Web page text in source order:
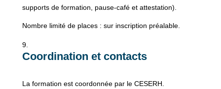
supports de formation, pause-café et attestation).
Nombre limité de places : sur inscription préalable.
Coordination et contacts
La formation est coordonnée par le CESERH.